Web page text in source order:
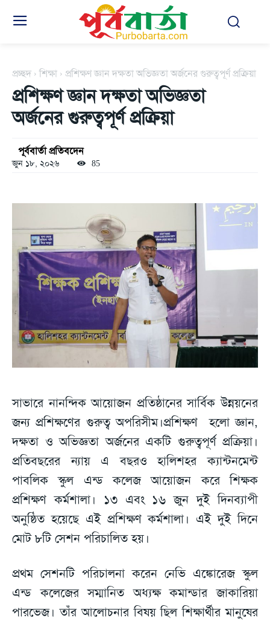
প্রচ্ছদ শিক্ষা প্রশিক্ষণ জ্ঞান দক্ষতা অভিজ্ঞতা অর্জনের গুরুত্বপূর্ণ প্রক্রিয়া
প্রশিক্ষণ জ্ঞান দক্ষতা অভিজ্ঞতা
অর্জনের গুরুত্বপূর্ণ প্রক্রিয়া
পূর্ববার্তা প্রতিবদেন
জুন ১৮, ২০২৬ 85
সাভারে নানন্দিক আয়োজন প্রতিষ্ঠানের সার্বিক উন্নয়নের
জন্য প্রশিক্ষণের গুরুত্ব অপরিসীম।প্রশিক্ষণ হলো জ্ঞান,
দক্ষতা ও অভিজ্ঞতা অর্জনের একটি গুরুত্বপূর্ণ প্রক্রিয়া।
প্রতিবছরের ন্যায় এ বছরও হালিশহর ক্যান্টনমেন্ট
পাবলিক স্কুল এন্ড কলেজ আয়োজন করে শিক্ষক
প্রশিক্ষণ কর্মশালা। ১৩ এবং ১৬ জুন দুই দিনব্যাপী
অনুষ্ঠিত হয়েছে এই প্রশিক্ষণ কর্মশালা। এই দুই দিনে
মোট ৮টি সেশন পরিচালিত হয়।
প্রথম সেশনটি পরিচালনা করেন নেভি এঙ্কোরেজ স্কুল
এন্ড কলেজের সম্মানিত অধ্যক্ষ কমান্ডার জাকারিয়া
পারভেজ। তাঁর আলোচনার বিষয় ছিল শিক্ষার্থীর মানুষের